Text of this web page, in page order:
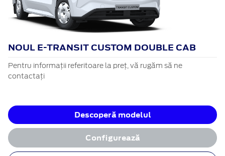
NOUL E-TRANSIT CUSTOM DOUBLE CAB
Pentru informații referitoare la preț, vă rugăm să ne
contactați
Descoperă modelul
Configurează